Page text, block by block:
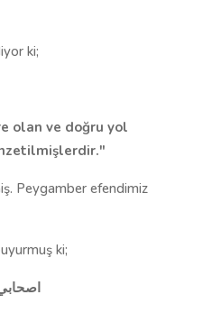
ki;
olan ve doğru yol
Peygamber efendimiz
ki;